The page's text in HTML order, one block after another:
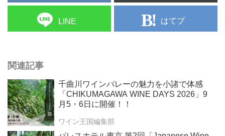
LINE はてブ
関連記事
千曲川ワインバレーの魅力を小諸で体感
「CHIKUMAGAWA WINE DAYS 2026」9
月5・6日に開催！！
ワイン王国編集部